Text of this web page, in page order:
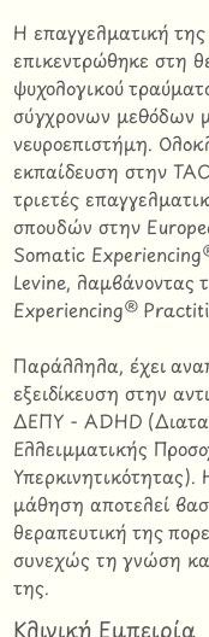
Η επαγγελματική
επικεντρώθηκε στη
ψυχολογικού
σύγχρονων μεθόδων
νευροεπιστήμη.
εκπαίδευση στην
τριετές
σπουδών στην
Somatic
Levine, λαμβάνοντας
Experiencing®
Παράλληλα, έχει
εξειδίκευση στην
ΔΕΠΥ - ADHD
Ελλειμματικής
Υπερκινητικότητας).
μάθηση αποτελεί
θεραπευτική της
συνεχώς τη γνώση
της.
Κλινική Εμπειρία